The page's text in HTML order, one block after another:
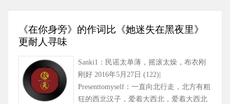
《在你身旁》的作词比《她迷失在黑夜里》
更耐人寻味
Sanki1：民谣太单薄，摇滚太燥，布衣刚
刚好 2016年5月27日 (122)|
Presenttomyself：一直向北行走，北方有粗
狂的西北汉子，爱着大西北，爱着大西北